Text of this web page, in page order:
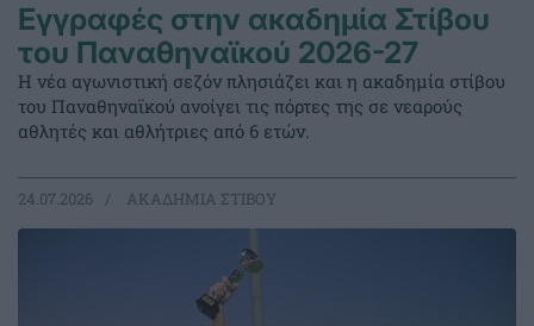
Εγγραφές στην ακαδημία Στίβου
του Παναθηναϊκού 2026-27
Η νέα αγωνιστική σεζόν πλησιάζει και η ακαδημία στίβου
του Παναθηναϊκού ανοίγει τις πόρτες της σε νεαρούς
αθλητές και αθλήτριες από 6 ετών.
24.07.2026 ΑΚΑΔΗΜΙΑ ΣΤΙΒΟΥ